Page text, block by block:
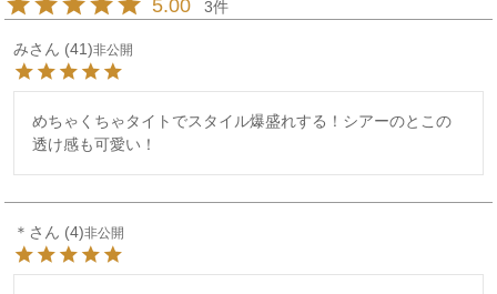
5.00 3
み 41 非公開
めちゃくちゃタイトでスタイル爆盛れする！シアーのとこの
透け感も可愛い！
＊ 4 非公開